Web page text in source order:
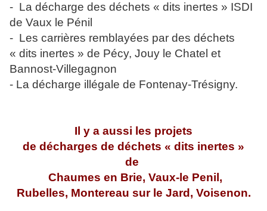
- La décharge des déchets « dits inertes » ISDI
de Vaux le Pénil
- Les carrières remblayées par des déchets
« dits inertes » de Pécy, Jouy le Chatel et
Bannost-Villegagnon
- La décharge illégale de Fontenay-Trésigny.
Il y a aussi les projets
de décharges de déchets « dits inertes »
de
Chaumes en Brie, Vaux-le Penil,
Rubelles, Montereau sur le Jard, Voisenon.